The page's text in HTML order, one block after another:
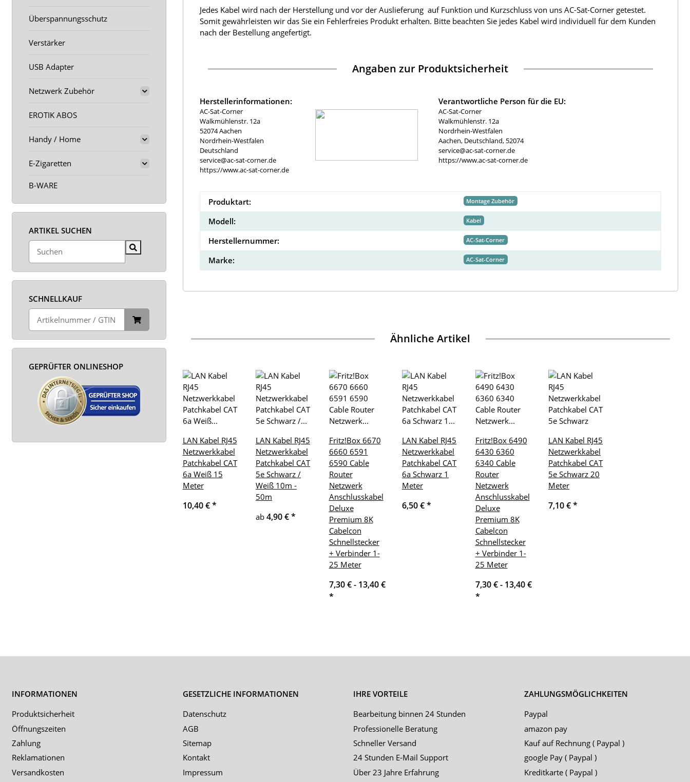
Jedes Kabel wird nach der Herstellung und vor der Auslieferung auf Funktion und Kurzschluss von uns AC-Sat-Corner getestet.
Somit gewährleisten wir das Sie ein Fehlerfreies Produkt erhalten. Bitte beachten Sie jedes Kabel wird individuell für dem Kunden
nach der Bestellung angefertigt.
Angaben zur Produktsicherheit
Herstellerinformationen:
AC-Sat-Corner
Walkmühlenstr. 12a
52074 Aachen
Nordrhein-Westfalen
Deutschland
service@ac-sat-corner.de
https://www.ac-sat-corner.de
Verantwortliche Person für die EU:
AC-Sat-Corner
Walkmühlenstr. 12a
Nordrhein-Westfalen
Aachen, Deutschland, 52074
service@ac-sat-corner.de
https://www.ac-sat-corner.de
Produktart: Montage Zubehör
Modell: Kabel
Herstellernummer: AC-Sat-Corner
Marke: AC-Sat-Corner
Ähnliche Artikel
LAN Kabel RJ45
Netzwerkkabel
Patchkabel CAT
6a Weiß 15
Meter
10,40 €*
LAN Kabel RJ45
Netzwerkkabel
Patchkabel CAT
5e Schwarz /
Weiß 10m -
50m
ab 4,90 €*
Fritz!Box 6670
6660 6591
6590 Cable
Router
Netzwerk
Anschlusskabel
Deluxe
Premium 8K
Cabelcon
Schnellstecker
+ Verbinder 1-
25 Meter
7,30 € - 13,40 €
*
LAN Kabel RJ45
Netzwerkkabel
Patchkabel CAT
6a Schwarz 1
Meter
6,50 €*
Fritz!Box 6490
6430 6360
6340 Cable
Router
Netzwerk
Anschlusskabel
Deluxe
Premium 8K
Cabelcon
Schnellstecker
+ Verbinder 1-
25 Meter
7,30 € - 13,40 €
*
LAN Kabel RJ45
Netzwerkkabel
Patchkabel CAT
5e Schwarz 20
Meter
7,10 €*
Überspannungsschutz
Verstärker
USB Adapter
Netzwerk Zubehör
EROTIK ABOS
Handy / Home
E-Zigaretten
B-WARE
ARTIKEL SUCHEN
SCHNELLKAUF
GEPRÜFTER ONLINESHOP
INFORMATIONEN
Produktsicherheit
Öffnungszeiten
Zahlung
Reklamationen
Versandkosten
GESETZLICHE INFORMATIONEN
Datenschutz
AGB
Sitemap
Kontakt
Impressum
IHRE VORTEILE
Bearbeitung binnen 24 Stunden
Professionelle Beratung
Schneller Versand
24 Stunden E-Mail Support
Über 23 Jahre Erfahrung
ZAHLUNGSMÖGLICHKEITEN
Paypal
amazon pay
Kauf auf Rechnung ( Paypal )
google Pay ( Paypal )
Kreditkarte ( Paypal )